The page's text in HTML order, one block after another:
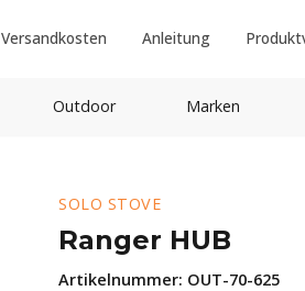
Versandkosten Anleitung
Outdoor Marken
SOLO STOVE
Ranger HUB
Artikelnummer: OUT-70-625